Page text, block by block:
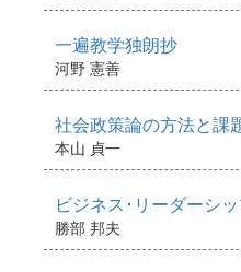
一遍教学独朗抄
河野 憲善
社会政策論の方法と課
本山 貞一
ビジネス･リーダーシ
勝部 邦夫